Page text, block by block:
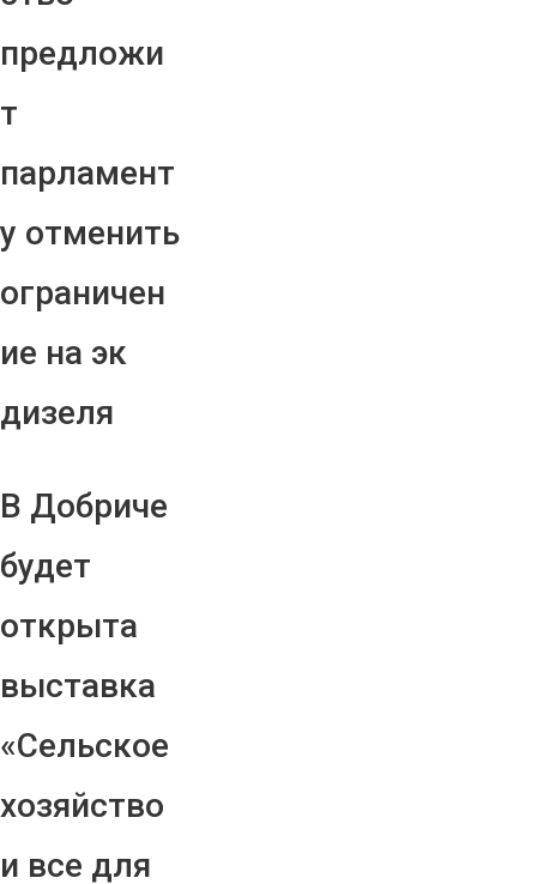
предложи
т
парламент
у отменить
ограничен
ие на эк
дизеля
В Добриче
будет
открыта
выставка
«Сельское
хозяйство
и все для